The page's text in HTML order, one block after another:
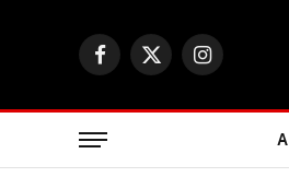
Facebook
X
Instagram